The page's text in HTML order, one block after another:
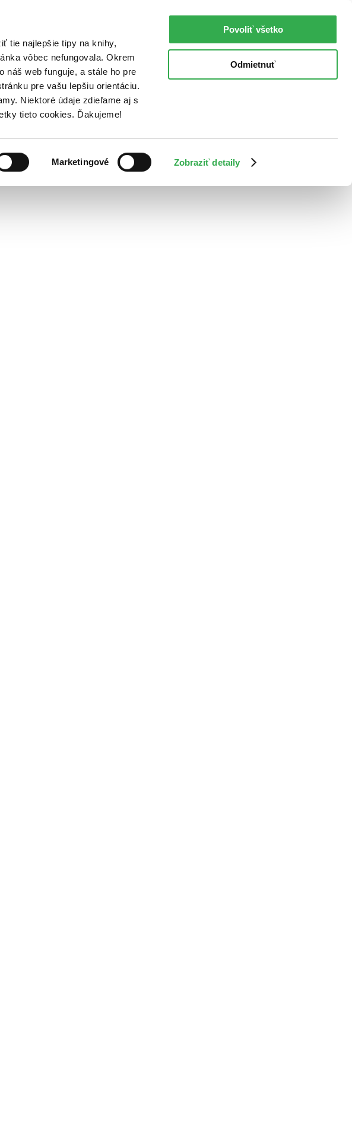
tie najlepšie tipy na knihy,
vôbec nefungovala. Okrem
web funguje, a stále ho pre
pre vašu lepšiu orientáciu.
Niektoré údaje zdieľame aj s
tieto cookies. Ďakujeme!
Marketingové Zobraziť detaily
Povoliť všetko
Odmietnuť